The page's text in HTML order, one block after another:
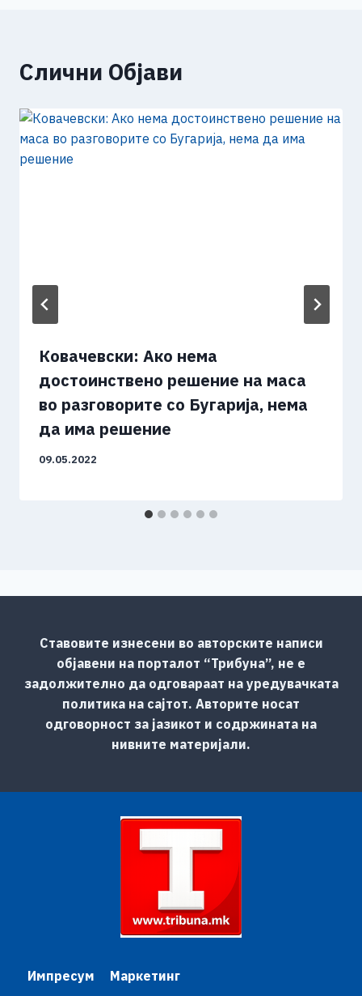
Слични Објави
Ковачевски: Ако нема
достоинствено решение на маса
во разговорите со Бугарија, нема
да има решение
09.05.2022
Ставовите изнесени во авторските написи
објавени на порталот “Трибуна”, не е
задолжително да одговараат на уредувачката
политика на сајтот. Авторите носат
одговорност за јазикот и содржината на
нивните материјали.
Импресум
Маркетинг